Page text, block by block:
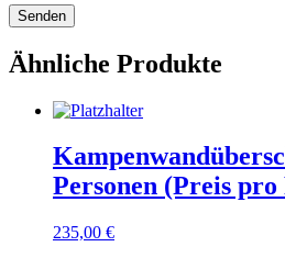
Ähnliche Produkte
Personen (Preis pro
235,00 €